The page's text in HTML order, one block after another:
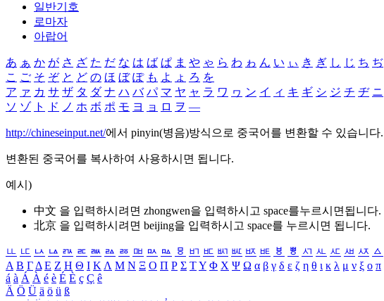
일반기호
로마자
아랍어
あ ぁ か が さ ざ た だ な は ば ぱ ま や ゃ ら わ ゎ ん い ぃ き ぎ し じ ち ぢ
こ ご そ ぞ と ど の ほ ぼ ぽ も よ ょ ろ を
ア ァ カ サ ザ タ ダ ナ ハ バ パ マ ヤ ャ ラ ワ ヮ ン イ ィ キ ギ シ ジ チ ヂ ニ
ソ ゾ ト ド ノ ホ ボ ポ モ ヨ ョ ロ ヲ ―
http://chineseinput.net/에서 pinyin(병음)방식으로 중국어를 변환할 수 있습니다.
변환된 중국어를 복사하여 사용하시면 됩니다.
예시)
中文 을 입력하시려면 zhongwen을 입력하시고 space를누르시면됩니다.
北京 을 입력하시려면 beijing을 입력하시고 space를 누르시면 됩니다.
ㅥ ㅦ ㅧ ㅨ ㅩ ㅪ ㅫ ㅬ ㅭ ㅮ ㅯ ㅰ ㅱ ㅲ ㅳ ㅴ ㅵ ㅶ ㅷ ㅸ ㅹ ㅺ ㅻ ㅼ ㅽ ㅾ ㅿ
Α Β ΓΔ Ε Ζ Η Θ Ι ΚΛ Μ Ν Ξ Ο Π Ρ Σ ΤΥ Φ Χ Ψ Ω α β γ δ ε ζ η θ ι κ λ μ ν ξ ο π
á à Á À é è É È ç Ç ê
Ä Ö Ü ä ö ü ß